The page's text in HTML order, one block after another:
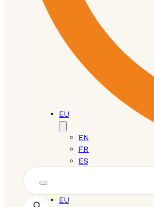
EU
EN
FR
ES
EU